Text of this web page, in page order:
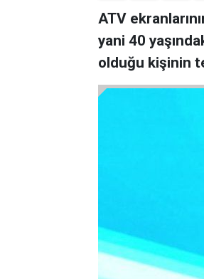
ATV
yani 40
olduğu kişinin